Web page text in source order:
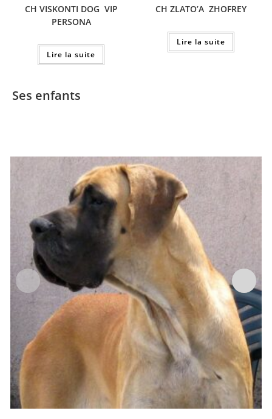
CH VISKONTI DOG VIP
PERSONA
Lire la suite
CH ZLATO’A ZHOFREY
Lire la suite
Ses enfants